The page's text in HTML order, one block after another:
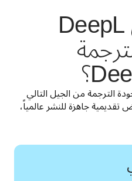
ما الذي يجعل DeepL
يجمع مُترجِم PowerPoint بين جودة الترجمة من الجيل التالي